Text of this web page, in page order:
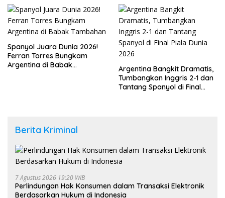
Peserta
Spanyol Juara Dunia 2026!
Ferran Torres Bungkam
Argentina di Babak
Argentina Bangkit Dramatis,
Tumbangkan Inggris 2-1 dan
Tantang Spanyol di Final
Berita Kriminal
7 Agustus 2026 19:20 WIB
Perlindungan Hak Konsumen dalam Transaksi Elektronik
Berdasarkan Hukum di Indonesia